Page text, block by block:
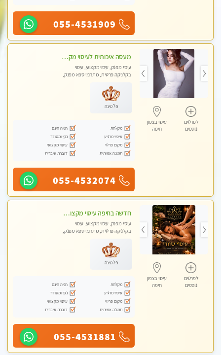
055-4531909
לפרטים
נוספים
עיסוי בצפון
חיפה
מעסה איכותית לעיסוי מקצועי ומפנק לכל שרירי הגוף פרטי !!+אבנים חמות
עיסוי מפנק, עיסוי מקצועי, עיסוי
בקלניקה פרטית, מתחמי ספא מפנק,
פלטינה
מקלחת
חניה חינם
עיסוי מרגיע
נקי ומסודר
מקום פרטי
עיסוי מקצועי
תמונה אמיתית
דוברת עיברית
055-4532074
לפרטים
נוספים
עיסוי בצפון
חיפה
חדשה בחיפה עיסוי מקצועי מזמינה אותך למסאז' באווירה נעימה ומרגיע לנפש+ אבנים חמות וכוסות רוח מומלץ מאוד !
עיסוי מפנק, עיסוי מקצועי, עיסוי
בקלניקה פרטית, מתחמי ספא מפנק,
פלטינה
מקלחת
חניה חינם
עיסוי מרגיע
נקי ומסודר
מקום פרטי
עיסוי מקצועי
תמונה אמיתית
דוברת עיברית
055-4531881